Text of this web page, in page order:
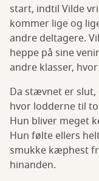
start, indtil Vilde
kommer lige og
andre deltagere.
heppe på sine
andre klasser,
Da stævnet er slut,
hvor lodderne til
Hun bliver meget
Hun følte ellers
smukke kæphest
hinanden.